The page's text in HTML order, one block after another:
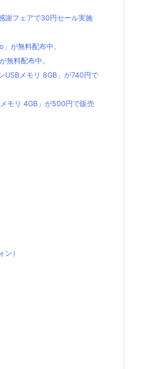
謝フェアで30円セール実施
が無料配布中。
無料配布中。
USBメモリ 8GB」が740円で
メモリ 4GB」が500円で販売
ン）